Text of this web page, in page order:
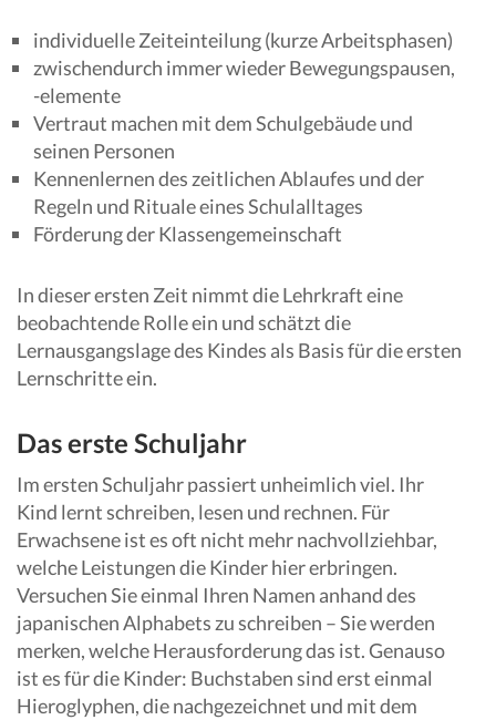
individuelle Zeiteinteilung (kurze Arbeitsphasen)
zwischendurch immer wieder Bewegungspausen,
-elemente
Vertraut machen mit dem Schulgebäude und
seinen Personen
Kennenlernen des zeitlichen Ablaufes und der
Regeln und Rituale eines Schulalltages
Förderung der Klassengemeinschaft
In dieser ersten Zeit nimmt die Lehrkraft eine
beobachtende Rolle ein und schätzt die
Lernausgangslage des Kindes als Basis für die ersten
Lernschritte ein.
Das erste Schuljahr
Im ersten Schuljahr passiert unheimlich viel. Ihr
Kind lernt schreiben, lesen und rechnen. Für
Erwachsene ist es oft nicht mehr nachvollziehbar,
welche Leistungen die Kinder hier erbringen.
Versuchen Sie einmal Ihren Namen anhand des
japanischen Alphabets zu schreiben – Sie werden
merken, welche Herausforderung das ist. Genauso
ist es für die Kinder: Buchstaben sind erst einmal
Hieroglyphen, die nachgezeichnet und mit dem